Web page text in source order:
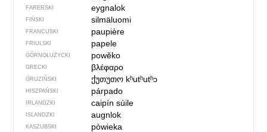
FARERSKI eygnalok
FIŃSKI silmäluomi
FRANCUSKI paupière
FRIULSKI papele
GÓRNOŁUŻYCKI powěko
GRECKI βλέφαρο
GRUZIŃSKI ქუთუთო kʰutʰutʰɔ
HISZPAŃSKI párpado
IRLANDZKI caipín súile
ISLANDZKI augnlok
KASZUBSKI pòwieka